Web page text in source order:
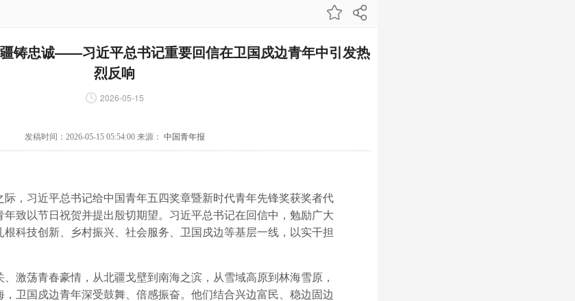
铸忠诚——习近平总书记重要回信在卫国戍边青年中引发热
烈反响
2026-05-15
发稿时间：2026-05-15 05:54:00 来源： 中国青年报
习近平总书记给中国青年五四奖章暨新时代青年先锋奖获奖者代
年致以节日祝贺并提出殷切期望。习近平总书记在回信中，勉励广大
根科技创新、乡村振兴、社会服务、卫国戍边等基层一线，以实干担
荡青春豪情，从北疆戈壁到南海之滨，从雪域高原到林海雪原，
，卫国戍边青年深受鼓舞、倍感振奋。他们结合兴边富民、稳边固边